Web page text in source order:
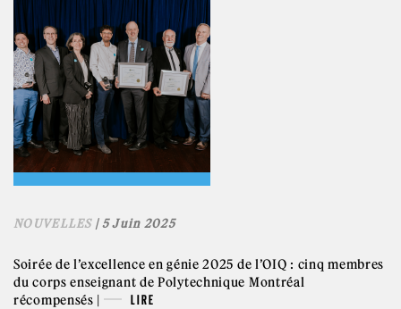
NOUVELLES| 5 Juin 2025
Soirée de l’excellence en génie 2025 de l’OIQ : cinq membres
du corps enseignant de Polytechnique Montréal
récompensés |
LIRE